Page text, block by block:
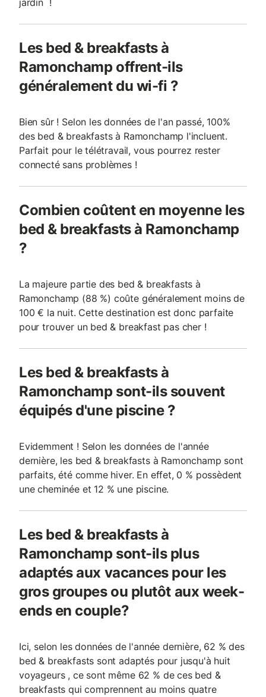
jardin !
Les bed & breakfasts à
Ramonchamp offrent-ils
généralement du wi-fi ?
Bien sûr ! Selon les données de l'an passé, 100%
des bed & breakfasts à Ramonchamp l'incluent.
Parfait pour le télétravail, vous pourrez rester
connecté sans problèmes !
Combien coûtent en moyenne les
bed & breakfasts à Ramonchamp
?
La majeure partie des bed & breakfasts à
Ramonchamp (88 %) coûte généralement moins de
100 € la nuit. Cette destination est donc parfaite
pour trouver un bed & breakfast pas cher !
Les bed & breakfasts à
Ramonchamp sont-ils souvent
équipés d'une piscine ?
Evidemment ! Selon les données de l'année
dernière, les bed & breakfasts à Ramonchamp sont
parfaits, été comme hiver. En effet, 0 % possèdent
une cheminée et 12 % une piscine.
Les bed & breakfasts à
Ramonchamp sont-ils plus
adaptés aux vacances pour les
gros groupes ou plutôt aux week-
ends en couple?
Ici, selon les données de l'année dernière, 62 % des
bed & breakfasts sont adaptés pour jusqu'à huit
voyageurs , ce sont même 62 % de ces bed &
breakfasts qui comprennent au moins quatre